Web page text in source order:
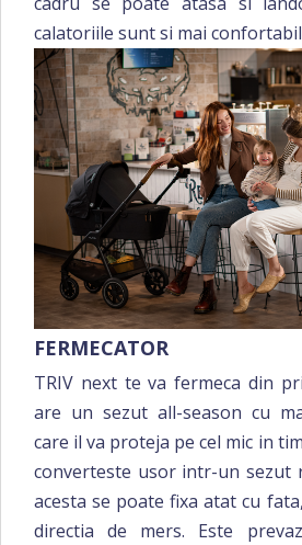
calatoriile sunt si mai
FERMECATOR
TRIV next te va fermeca din
are un sezut all-season cu
care il va proteja pe cel mic in
converteste usor intr-un sezut
acesta se poate fixa atat cu
directia de mers. Este